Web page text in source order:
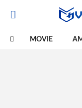
MOVIE